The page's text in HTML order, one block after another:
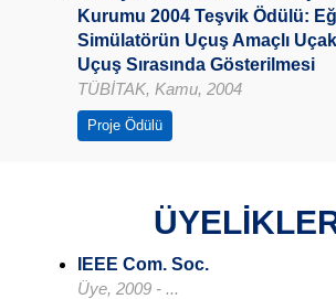
Kurumu 2004 Teşvik Ödülü:
Simülatörün Uçuş Amaçlı
Uçuş Sırasında Gösterilmesi
TÜBİTAK, Kamu, 2004
Proje Ödülü
IEEE Com. Soc.
Üye, 2009 - ...